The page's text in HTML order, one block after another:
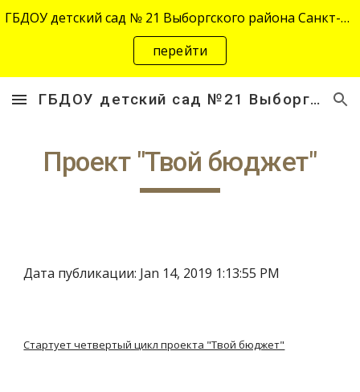
Skip to main content Skip to navigation
ГБДОУ детский сад № 21 Выборгского района Санкт-Петербурга переехал на новый адрес "site-2645.siteedu.ru".
перейти
ГБДОУ детский сад №21 Выборгского района Санкт-Петербурга
Проект "Твой бюджет"
Дата публикации: Jan 14, 2019 1:13:55 PM
Стартует четвертый цикл проекта "Твой бюджет"